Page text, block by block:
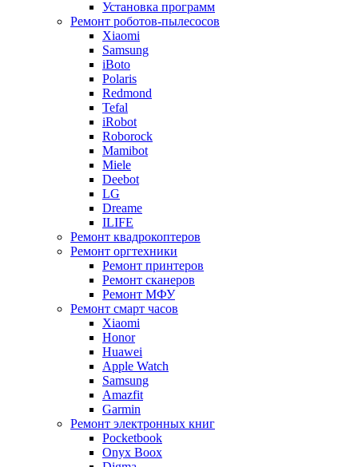
Установка программ
Ремонт роботов-пылесосов
Xiaomi
Samsung
iBoto
Polaris
Redmond
Tefal
iRobot
Roborock
Mamibot
Miele
Deebot
LG
Dreame
ILIFE
Ремонт квадрокоптеров
Ремонт оргтехники
Ремонт принтеров
Ремонт сканеров
Ремонт МФУ
Ремонт смарт часов
Xiaomi
Honor
Huawei
Apple Watch
Samsung
Amazfit
Garmin
Ремонт электронных книг
Pocketbook
Onyx Boox